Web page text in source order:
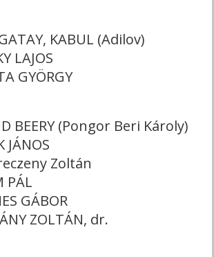
KABUL (Adilov)
LAJOS
GYÖRGY
BEERY (Pongor Beri Károly)
JÁNOS
Zoltán
PÁL
GÁBOR
ZOLTÁN, dr.